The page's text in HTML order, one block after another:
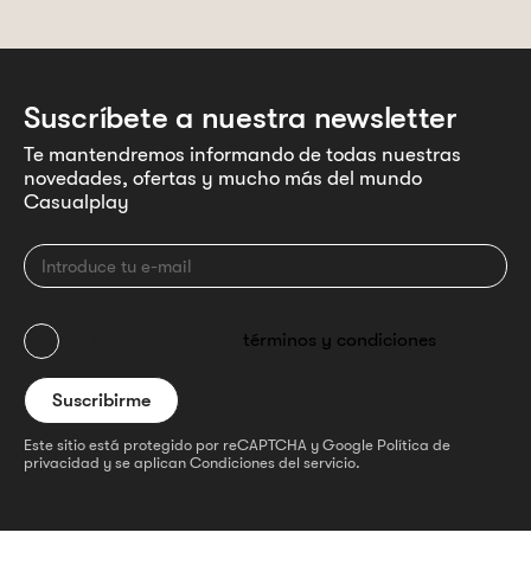
Suscríbete a nuestra newsletter
Te mantendremos informando de todas nuestras
novedades, ofertas y mucho más del mundo
Casualplay
términos y condiciones
Este sitio está protegido por reCAPTCHA y Google Política de
privacidad y se aplican Condiciones del servicio.